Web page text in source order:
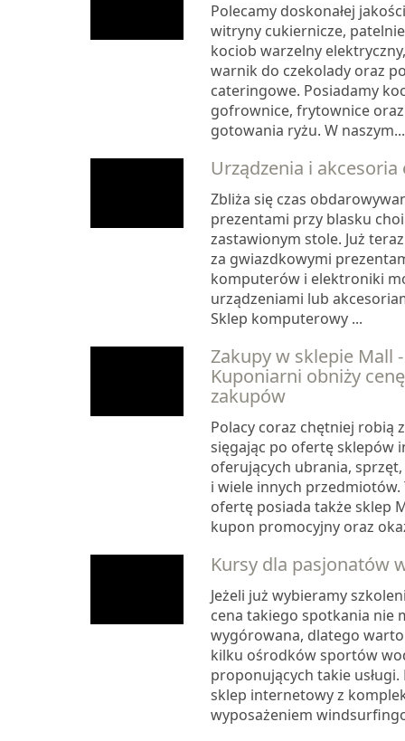
Polecamy doskonałej
witryny cukiernicze,
kociob warzelny
warnik do czekolady oraz
cateringowe. Posiadamy
gofrownice, frytownice
gotowania ryżu. W naszym...
Urządzenia i
Zbliża się czas
prezentami przy blasku
zastawionym stole. Już
za gwiazdkowymi
komputerów i elektroniki
urządzeniami lub
Sklep komputerowy ...
Zakupy w sklepie Mall
Kuponiarni obniży
zakupów
Polacy coraz chętniej robią
sięgając po ofertę sklepów
oferujących ubrania,
i wiele innych przedmiotów.
ofertę posiada także sklep
kupon promocyjny oraz
Kursy dla pasjonatów
Jeżeli już wybieramy
cena takiego spotkania nie
wygórowana, dlatego
kilku ośrodków sportów
proponujących takie
sklep internetowy z
wyposażeniem